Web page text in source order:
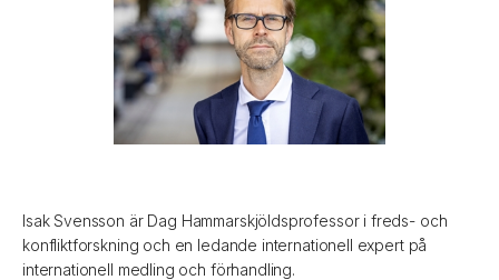
Isak Svensson är Dag Hammarskjöldsprofessor i freds- och
konfliktforskning och en ledande internationell expert på
internationell medling och förhandling.